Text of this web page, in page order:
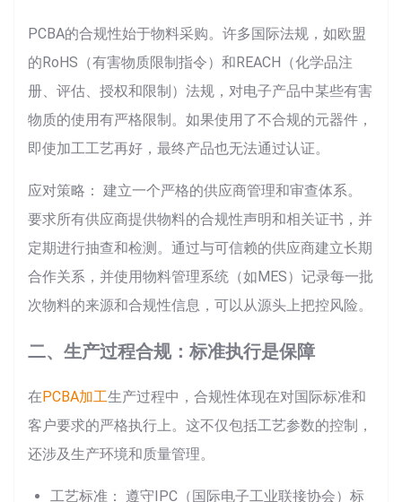
PCBA的合规性始于物料采购。许多国际法规，如欧盟
的RoHS（有害物质限制指令）和REACH（化学品注
册、评估、授权和限制）法规，对电子产品中某些有害
物质的使用有严格限制。如果使用了不合规的元器件，
即使加工工艺再好，最终产品也无法通过认证。
应对策略： 建立一个严格的供应商管理和审查体系。
要求所有供应商提供物料的合规性声明和相关证书，并
定期进行抽查和检测。通过与可信赖的供应商建立长期
合作关系，并使用物料管理系统（如MES）记录每一批
次物料的来源和合规性信息，可以从源头上把控风险。
二、生产过程合规：标准执行是保障
在PCBA加工生产过程中，合规性体现在对国际标准和
客户要求的严格执行上。这不仅包括工艺参数的控制，
还涉及生产环境和质量管理。
工艺标准： 遵守IPC（国际电子工业联接协会）标